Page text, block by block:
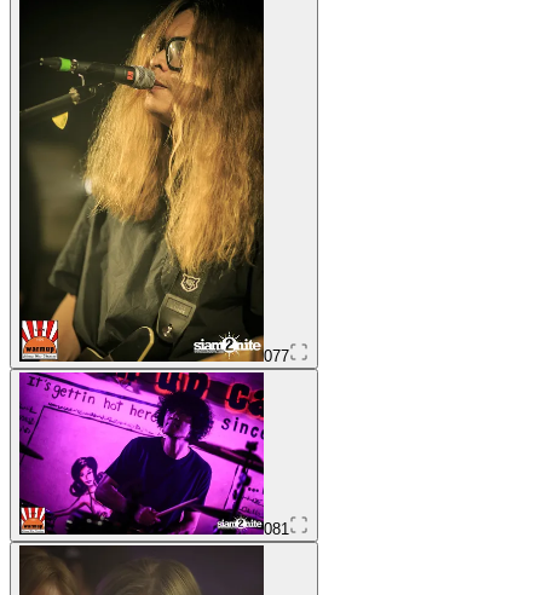
077
081